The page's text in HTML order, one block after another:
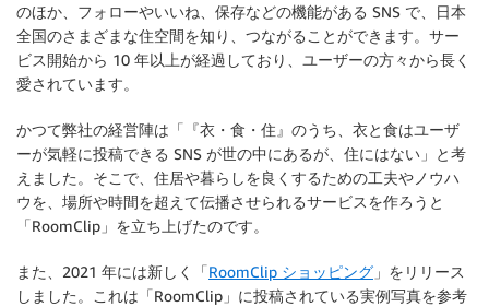
のほか、フォローやいいね、保存などの機能がある SNS で、日本
全国のさまざまな住空間を知り、つながることができます。サー
ビス開始から 10 年以上が経過しており、ユーザーの方々から長く
愛されています。
かつて弊社の経営陣は「『衣・食・住』のうち、衣と食はユーザ
ーが気軽に投稿できる SNS が世の中にあるが、住にはない」と考
えました。そこで、住居や暮らしを良くするための工夫やノウハ
ウを、場所や時間を超えて伝播させられるサービスを作ろうと
「RoomClip」を立ち上げたのです。
また、2021 年には新しく「RoomClip ショッピング 」をリリース
しました。これは「RoomClip」に投稿されている実例写真を参考